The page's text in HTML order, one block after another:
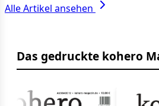
Alle Artikel ansehen
Das gedruckte kohero